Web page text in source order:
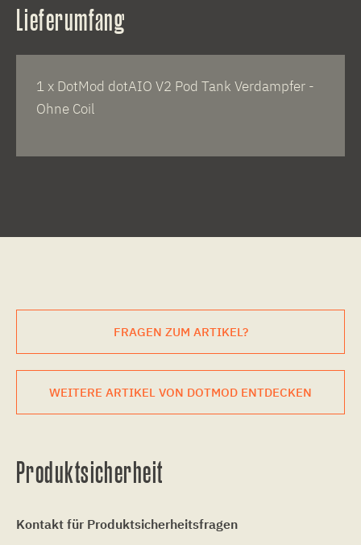
Lieferumfang
1 x DotMod dotAIO V2 Pod Tank Verdampfer -
Ohne Coil
FRAGEN ZUM ARTIKEL?
WEITERE ARTIKEL VON DOTMOD ENTDECKEN
Produktsicherheit
Kontakt für Produktsicherheitsfragen